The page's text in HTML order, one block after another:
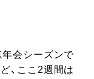
年会シーズンで
、ここ2週間は